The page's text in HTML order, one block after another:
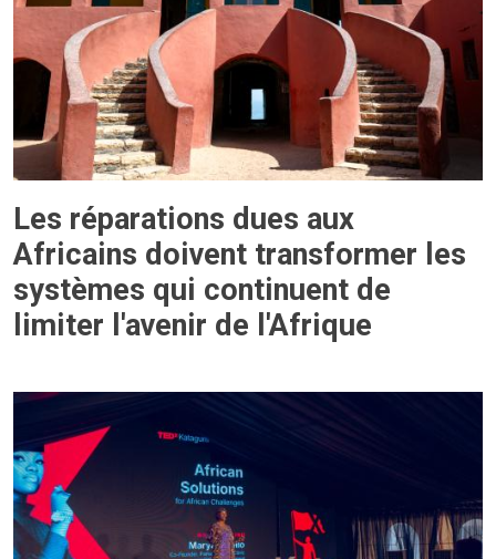
Les réparations dues aux
Africains doivent transformer les
systèmes qui continuent de
limiter l'avenir de l'Afrique